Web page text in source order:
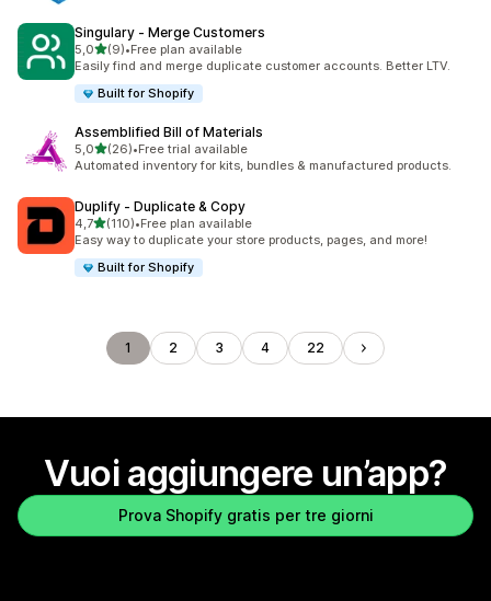
Singulary ‑ Merge Customers
5,0stelle su 5
(9)
9 recensioni totali
•Free plan available
Easily find and merge duplicate customer accounts. Better LTV.
Built for Shopify
Assemblified Bill of Materials
5,0stelle su 5
(26)
26 recensioni totali
•Free trial available
Automated inventory for kits, bundles & manufactured products.
Duplify ‑ Duplicate & Copy
4,7stelle su 5
(110)
110 recensioni totali
•Free plan available
Easy way to duplicate your store products, pages, and more!
Built for Shopify
1 2 3 4 22
Vuoi aggiungere un’app?
Prova Shopify gratis per tre giorni